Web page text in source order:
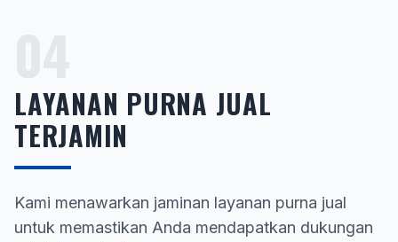
LAYANAN PURNA JUAL
TERJAMIN
Kami menawarkan jaminan layanan purna jual
untuk memastikan Anda mendapatkan dukungan